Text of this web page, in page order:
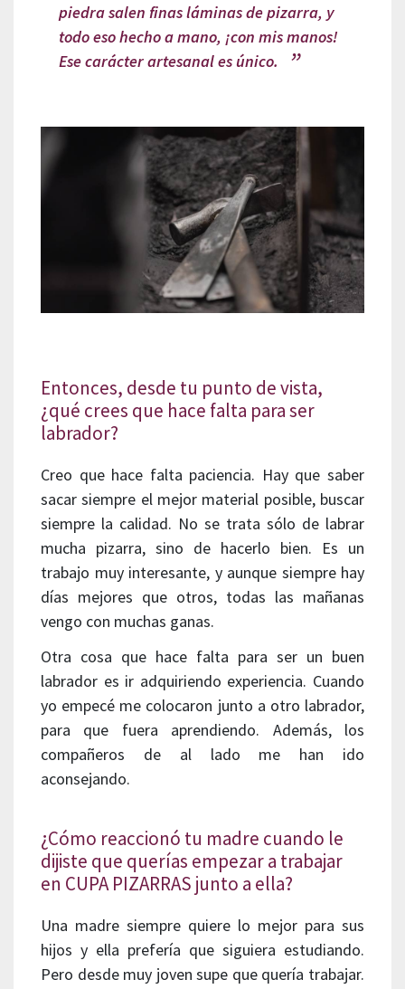
piedra salen finas láminas de pizarra, y
todo eso hecho a mano, ¡con mis manos!
Ese carácter artesanal es único.
Entonces, desde tu punto de vista,
¿qué crees que hace falta para ser
labrador?
Creo que hace falta paciencia. Hay que saber
sacar siempre el mejor material posible, buscar
siempre la calidad. No se trata sólo de labrar
mucha pizarra, sino de hacerlo bien. Es un
trabajo muy interesante, y aunque siempre hay
días mejores que otros, todas las mañanas
vengo con muchas ganas.
Otra cosa que hace falta para ser un buen
labrador es ir adquiriendo experiencia. Cuando
yo empecé me colocaron junto a otro labrador,
para que fuera aprendiendo. Además, los
compañeros de al lado me han ido
aconsejando.
¿Cómo reaccionó tu madre cuando le
dijiste que querías empezar a trabajar
en CUPA PIZARRAS junto a ella?
Una madre siempre quiere lo mejor para sus
hijos y ella prefería que siguiera estudiando.
Pero desde muy joven supe que quería trabajar.